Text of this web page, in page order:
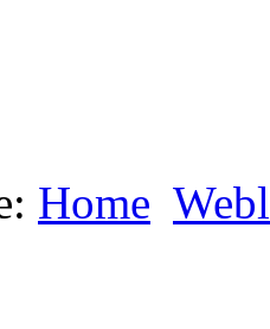
Home